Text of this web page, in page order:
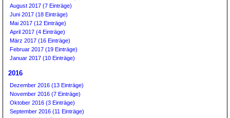
August 2017 (7 Einträge)
Juni 2017 (18 Einträge)
Mai 2017 (12 Einträge)
April 2017 (4 Einträge)
März 2017 (16 Einträge)
Februar 2017 (19 Einträge)
Januar 2017 (10 Einträge)
2016
Dezember 2016 (13 Einträge)
November 2016 (7 Einträge)
Oktober 2016 (3 Einträge)
September 2016 (11 Einträge)